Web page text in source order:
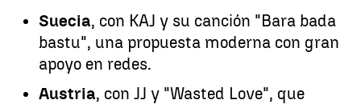
Suecia, con KAJ y su canción "Bara bada
bastu", una propuesta moderna con gran
apoyo en redes.
Austria, con JJ y "Wasted Love", que